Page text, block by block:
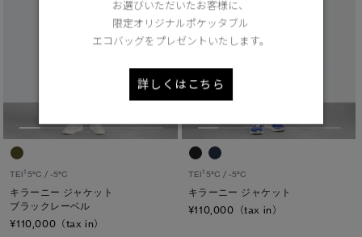
TEI1 5°C / -5°C
キラーニー ジャケット
ブラックレーベル
¥110,000（tax in）
TEI15°C / -5°C
キラーニー ジャケット
¥110,000（tax in）
お選びいただいたお客様に、
限定オリジナルポケッタブル
エコバッグをプレゼントいたします。
詳しくはこちら